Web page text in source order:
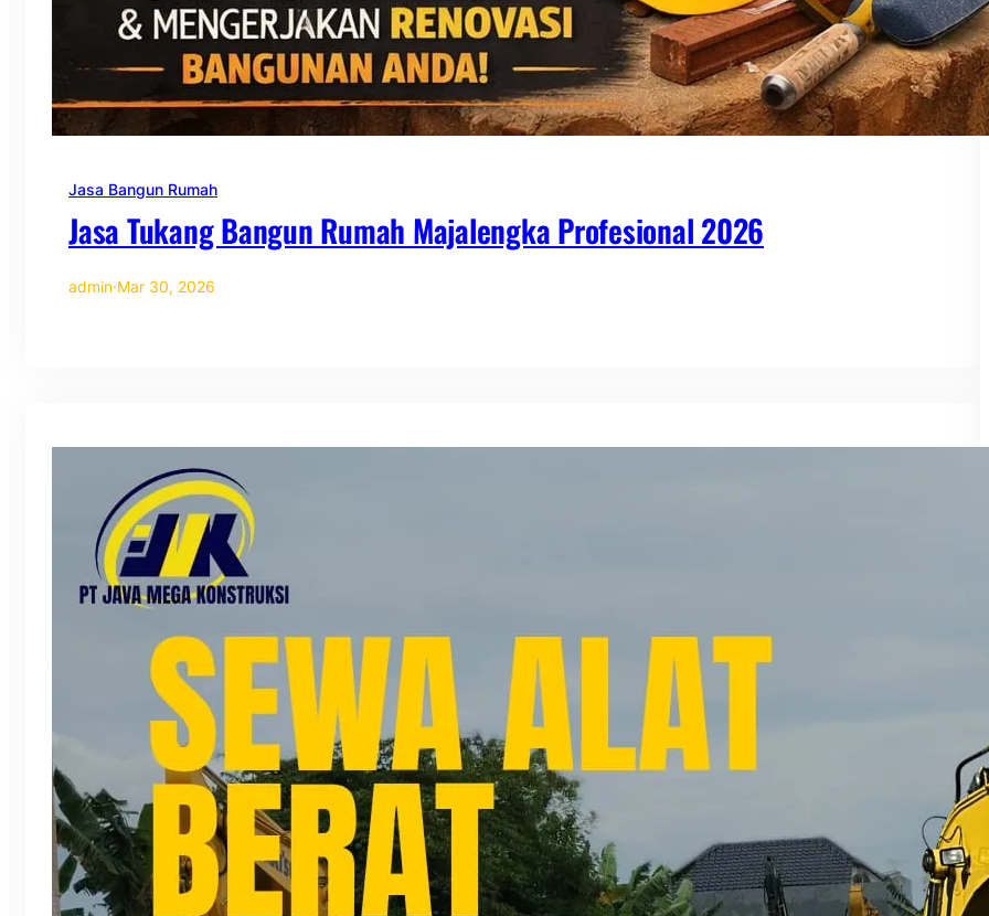
Jasa Bangun Rumah
Jasa Tukang Bangun Rumah Majalengka Profesional 2026
admin·Mar 30, 2026